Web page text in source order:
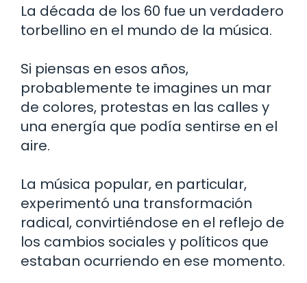
La década de los 60 fue un verdadero
torbellino en el mundo de la música.
Si piensas en esos años,
probablemente te imagines un mar
de colores, protestas en las calles y
una energía que podía sentirse en el
aire.
La música popular, en particular,
experimentó una transformación
radical, convirtiéndose en el reflejo de
los cambios sociales y políticos que
estaban ocurriendo en ese momento.